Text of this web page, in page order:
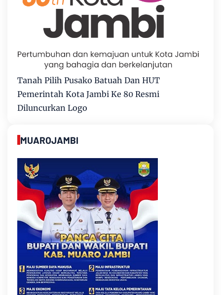
Tanah Pilih Pusako Batuah Dan HUT
Pemerintah Kota Jambi Ke 80 Resmi
Diluncurkan Logo
MUAROJAMBI